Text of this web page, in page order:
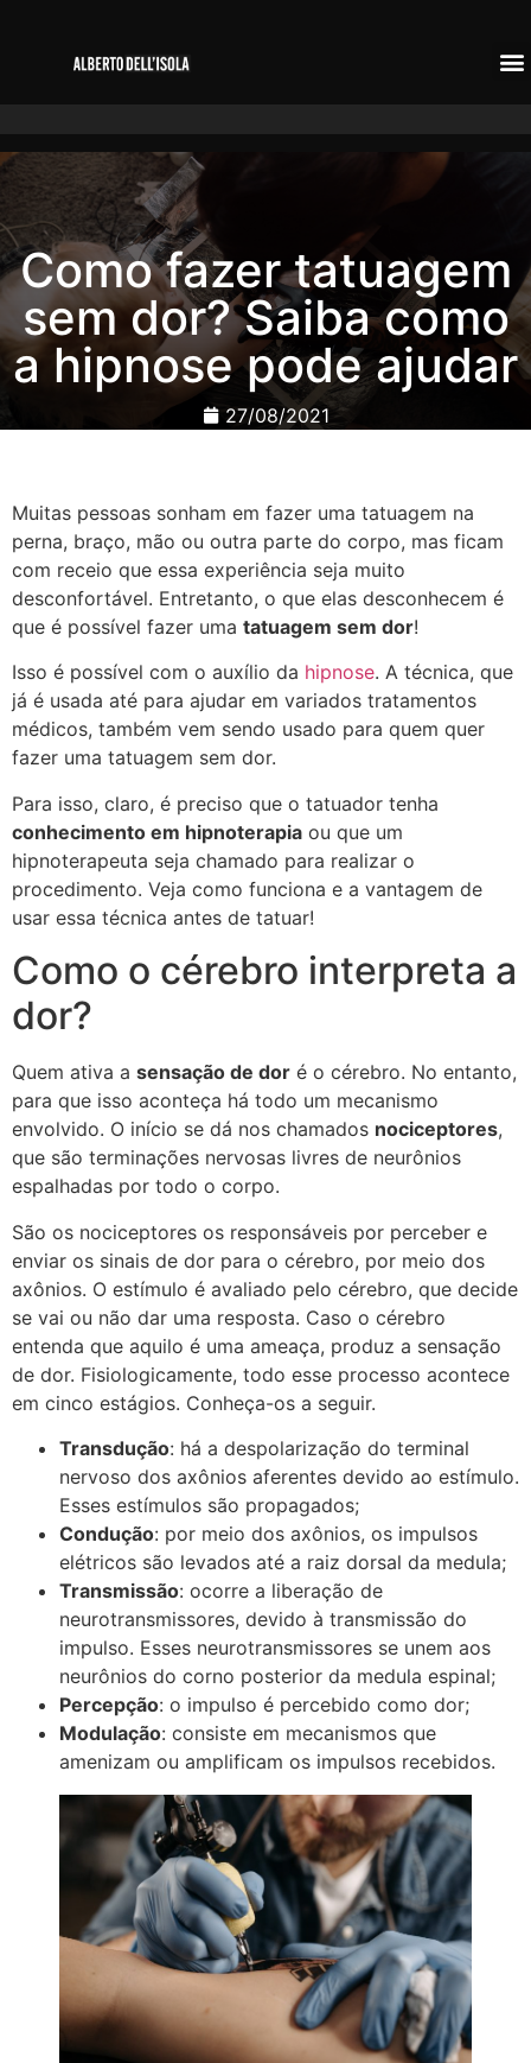
Como fazer tatuagem
sem dor? Saiba como
a hipnose pode ajudar
27/08/2021
Muitas pessoas sonham em fazer uma tatuagem na
perna, braço, mão ou outra parte do corpo, mas ficam
com receio que essa experiência seja muito
desconfortável. Entretanto, o que elas desconhecem é
que é possível fazer uma tatuagem sem dor!
Isso é possível com o auxílio da hipnose. A técnica, que
já é usada até para ajudar em variados tratamentos
médicos, também vem sendo usado para quem quer
fazer uma tatuagem sem dor.
Para isso, claro, é preciso que o tatuador tenha
conhecimento em hipnoterapia ou que um
hipnoterapeuta seja chamado para realizar o
procedimento. Veja como funciona e a vantagem de
usar essa técnica antes de tatuar!
Como o cérebro interpreta a
dor?
Quem ativa a sensação de dor é o cérebro. No entanto,
para que isso aconteça há todo um mecanismo
envolvido. O início se dá nos chamados nociceptores,
que são terminações nervosas livres de neurônios
espalhadas por todo o corpo.
São os nociceptores os responsáveis por perceber e
enviar os sinais de dor para o cérebro, por meio dos
axônios. O estímulo é avaliado pelo cérebro, que decide
se vai ou não dar uma resposta. Caso o cérebro
entenda que aquilo é uma ameaça, produz a sensação
de dor. Fisiologicamente, todo esse processo acontece
em cinco estágios. Conheça-os a seguir.
Transdução: há a despolarização do terminal
nervoso dos axônios aferentes devido ao estímulo.
Esses estímulos são propagados;
Condução: por meio dos axônios, os impulsos
elétricos são levados até a raiz dorsal da medula;
Transmissão: ocorre a liberação de
neurotransmissores, devido à transmissão do
impulso. Esses neurotransmissores se unem aos
neurônios do corno posterior da medula espinal;
Percepção: o impulso é percebido como dor;
Modulação: consiste em mecanismos que
amenizam ou amplificam os impulsos recebidos.